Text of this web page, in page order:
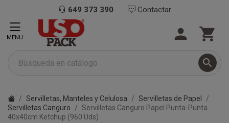
649 373 390 Contactar

 
MENU
Servilletas, Manteles y Celulosa
Servilletas de Papel
Servilletas Canguro
Servilletas Canguro Papel Punta-Punta
40x40cm Ketchup (960 Uds)